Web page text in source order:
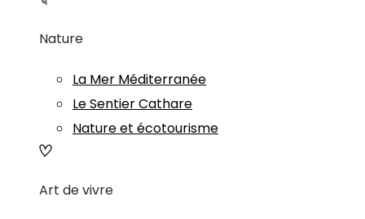
Nature
La Mer Méditerranée
Le Sentier Cathare
Nature et écotourisme
Art de vivre